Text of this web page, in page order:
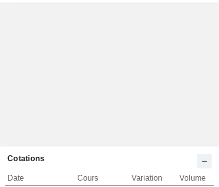
Cotations
Date Cours Variation
Volume